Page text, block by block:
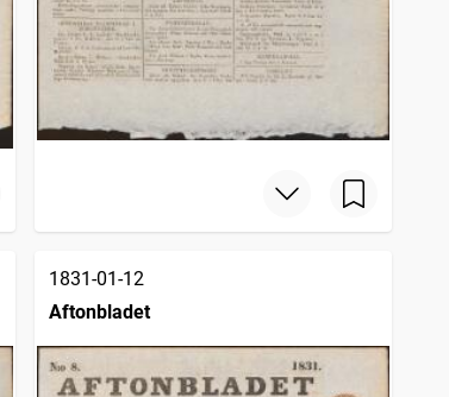
1831-01-12
Aftonbladet